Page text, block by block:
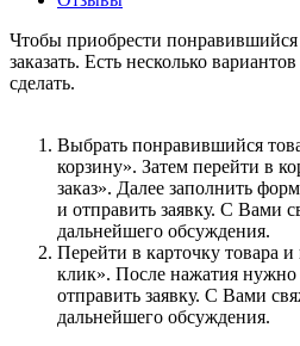
Чтобы приобрести понравившийся
заказать. Есть несколько
сделать.
Выбрать понравившийся
корзину». Затем перейти в
заказ». Далее заполнить
и отправить заявку. С Вами
дальнейшего обсуждения.
Перейти в карточку товара
клик». После нажатия
отправить заявку. С Вами
дальнейшего обсуждения.